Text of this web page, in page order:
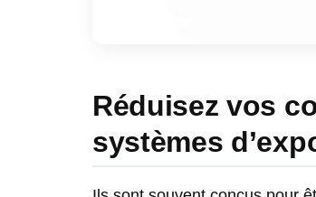
Réduisez vos
systèmes